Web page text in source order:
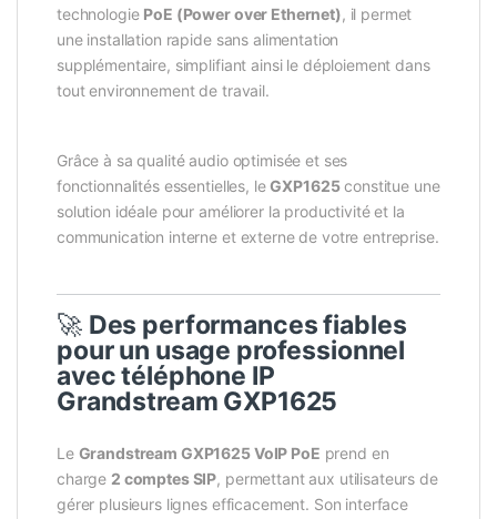
technologie PoE (Power over Ethernet), il permet
une installation rapide sans alimentation
supplémentaire, simplifiant ainsi le déploiement dans
tout environnement de travail.
Grâce à sa qualité audio optimisée et ses
fonctionnalités essentielles, leGXP1625constitue une
solution idéale pour améliorer la productivité et la
communication interne et externe de votre entreprise.
🚀 Des performances fiables
pour un usage professionnel
avec téléphone IP
Grandstream GXP1625
Le Grandstream GXP1625VoIP PoE prend en
charge 2 comptes SIP, permettant aux utilisateurs de
gérer plusieurs lignes efficacement. Son interface